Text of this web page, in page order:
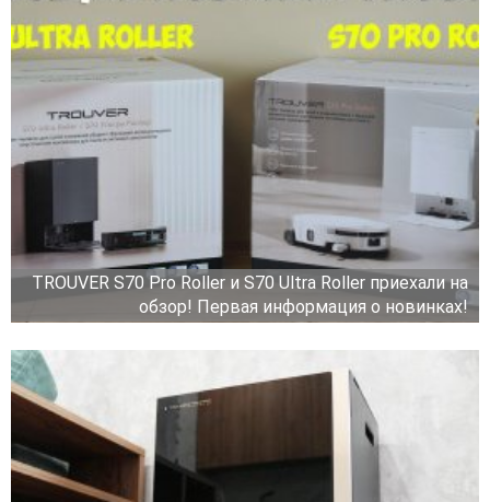
TROUVER S70 Pro Roller и S70 Ultra Roller приехали на
обзор! Первая информация о новинках!